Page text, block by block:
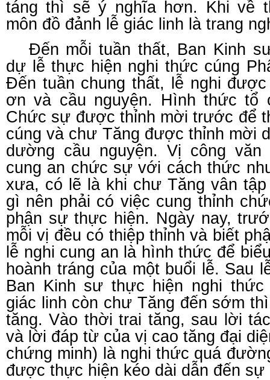
táng thì sẽ ý nghĩa hơn. Khi về
môn đồ đảnh lễ giác linh là trang
Đến mỗi tuần thất, Ban Kinh
dự lễ thực hiện nghi thức cúng
Đến tuần chung thất, lễ nghi
ơn và cầu nguyện. Hình thức tổ
Chức sự được thỉnh mời trước để
cúng và chư Tăng được thỉnh mời
dường cầu nguyện. Vị công
cung an chức sự với cách thức
xưa, có lẽ là khi chư Tăng vân
gì nên phải có việc cung thỉnh
phận sự thực hiện. Ngày nay,
mỗi vị đều có thiệp thỉnh và biết
lễ nghi cung an là hình thức để
hoành tráng của một buổi lễ. Sau
Ban Kinh sư thực hiện nghi
giác linh còn chư Tăng đến sớm
tăng. Vào thời trai tăng, sau lời
và lời đáp từ của vị cao tăng đại
chứng minh) là nghi thức quá
được thực hiện kéo dài dẫn đến sự